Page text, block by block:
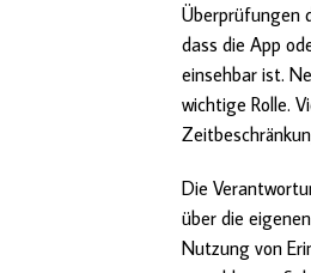
Überprüfungen
dass die App
einsehbar ist.
wichtige Rolle.
Die
über die
Nutzung von